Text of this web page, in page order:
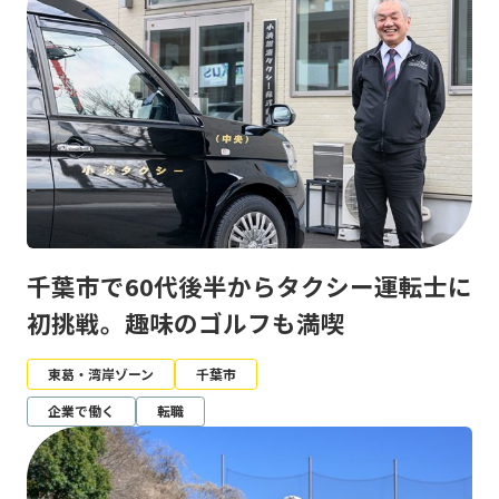
千葉市で60代後半からタクシー運転士に
初挑戦。趣味のゴルフも満喫
東葛・湾岸ゾーン
千葉市
企業で働く
転職